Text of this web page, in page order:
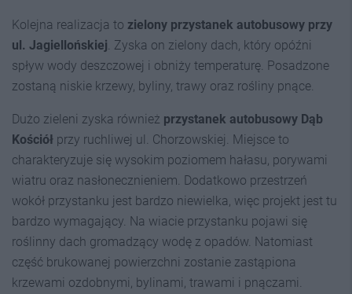
Kolejna realizacja to zielony przystanek autobusowy przy
ul. Jagiellońskiej. Zyska on zielony dach, który opóźni
spływ wody deszczowej i obniży temperaturę. Posadzone
zostaną niskie krzewy, byliny, trawy oraz rośliny pnące.
Dużo zieleni zyska również przystanek autobusowy Dąb
Kościół przy ruchliwej ul. Chorzowskiej. Miejsce to
charakteryzuje się wysokim poziomem hałasu, porywami
wiatru oraz nasłonecznieniem. Dodatkowo przestrzeń
wokół przystanku jest bardzo niewielka, więc projekt jest tu
bardzo wymagający. Na wiacie przystanku pojawi się
roślinny dach gromadzący wodę z opadów. Natomiast
część brukowanej powierzchni zostanie zastąpiona
krzewami ozdobnymi, bylinami, trawami i pnączami.